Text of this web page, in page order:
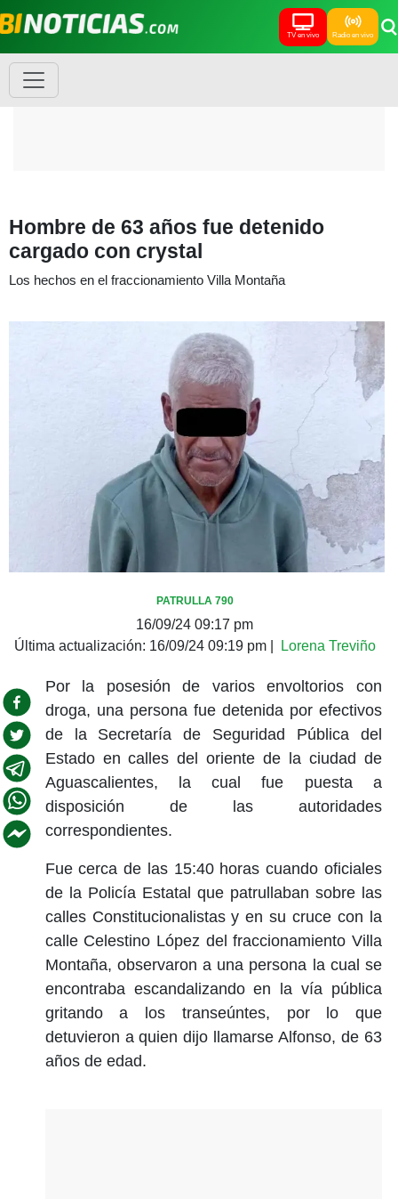
TV en vivo Radio en vivo
Hombre de 63 años fue detenido
cargado con crystal
Los hechos en el fraccionamiento Villa Montaña
PATRULLA 790
16/09/24 09:17 pm
Última actualización: 16/09/24 09:19 pm| Lorena Treviño
Por la posesión de varios envoltorios con
droga, una persona fue detenida por efectivos
de la Secretaría de Seguridad Pública del
Estado en calles del oriente de la ciudad de
Aguascalientes, la cual fue puesta a
disposición de las autoridades
correspondientes.
Fue cerca de las 15:40 horas cuando oficiales
de la Policía Estatal que patrullaban sobre las
calles Constitucionalistas y en su cruce con la
calle Celestino López del fraccionamiento Villa
Montaña, observaron a una persona la cual se
encontraba escandalizando en la vía pública
gritando a los transeúntes, por lo que
detuvieron a quien dijo llamarse Alfonso, de 63
años de edad.